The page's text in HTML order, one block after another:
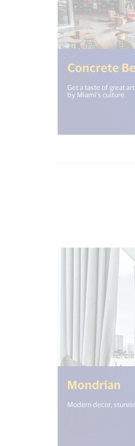
Concrete
Get a taste of great
by Miami’s culture.
Mondrian
Modern decor,